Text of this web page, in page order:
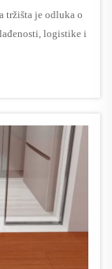
tržišta je odluka o
logistike i